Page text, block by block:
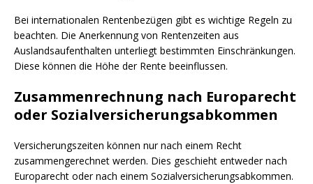
Bei internationalen Rentenbezügen gibt es wichtige Regeln zu
beachten. Die Anerkennung von Rentenzeiten aus
Auslandsaufenthalten unterliegt bestimmten Einschränkungen.
Diese können die Höhe der Rente beeinflussen.
Zusammenrechnung nach Europarecht
oder Sozialversicherungsabkommen
Versicherungszeiten können nur nach einem Recht
zusammengerechnet werden. Dies geschieht entweder nach
Europarecht oder nach einem Sozialversicherungsabkommen.